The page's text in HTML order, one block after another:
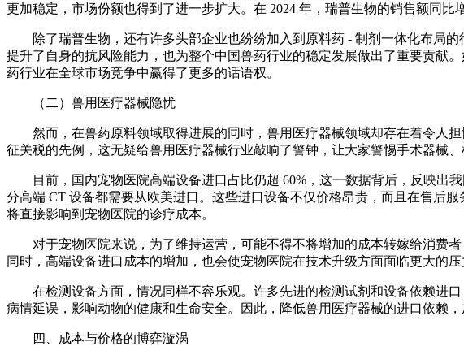
更加稳定，市场份额也得到了进一步扩大。在 2024 年，瑞普生物的销售额同
除了瑞普生物，还有许多头部企业也纷纷加入到原料药 - 制剂一体化布局
提升了自身的抗风险能力，也为整个中国兽药行业的稳定发展做出了重要贡献
药行业在全球市场竞争中赢得了更多的话语权。
（二）兽用医疗器械隐忧
然而，在兽药原料领域取得进展的同时，兽用医疗器械领域却存在着令人
征关税的先例，这无疑给兽用医疗器械行业敲响了警钟，让大家警惕手术器械、
目前，国内宠物医院高端设备进口占比仍超 60%，这一数据背后，反映
分高端 CT 设备都需要从欧美进口。这些进口设备不仅价格昂贵，而且在售后
将直接影响到宠物医院的诊疗成本。
对于宠物医院来说，为了维持运营，可能不得不将增加的成本转嫁给消费
同时，高端设备进口成本的增加，也会使宠物医院在技术升级方面面临更大的
在检测设备方面，情况同样不容乐观。许多先进的检测试剂和设备依赖进
病情延误，影响动物的健康和生命安全。因此，降低兽用医疗器械的进口依赖
四、成本与价格的博弈漩涡